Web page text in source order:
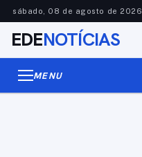
sábado, 08 de agosto de 2026
EDENOTÍCIAS
MENU